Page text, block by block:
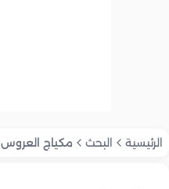
الرئيسية البحث مكياج العروس